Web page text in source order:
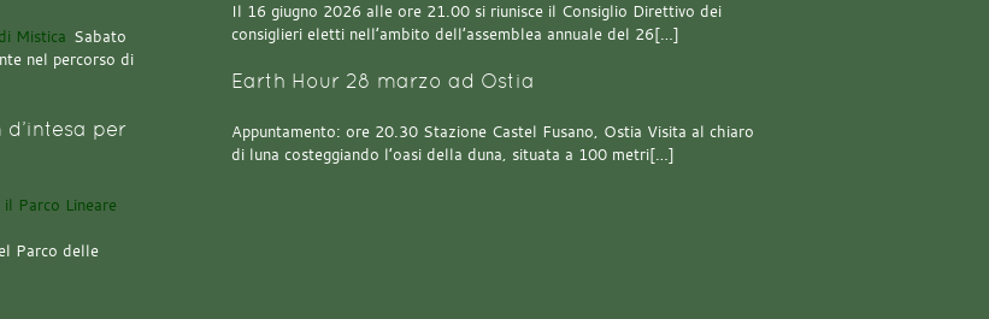
Sabato
nel percorso di
per
Parco delle
Il 16 giugno 2026 alle ore 21.00 si riunisce il Consiglio Direttivo dei
consiglieri eletti nell’ambito dell’assemblea annuale del 26[…]
Earth Hour 28 marzo ad Ostia
Appuntamento: ore 20.30 Stazione Castel Fusano, Ostia Visita al chiaro
di luna costeggiando l’oasi della duna, situata a 100 metri[…]